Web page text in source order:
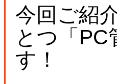
今回ご紹
とつ「
す！